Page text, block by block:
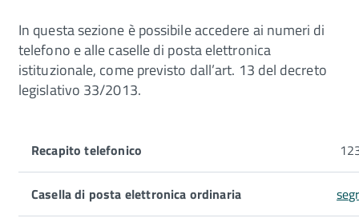
In questa sezione è possibile accedere ai numeri di
telefono e alle caselle di posta elettronica
istituzionale, come previsto dall’art. 13 del decreto
legislativo 33/2013.
Recapito telefonico
Casella di posta elettronica ordinaria